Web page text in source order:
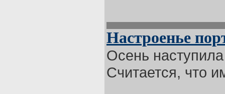
Настроенье
Осень
Считается, что